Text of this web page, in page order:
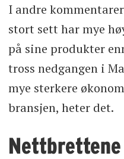
I andre
stort sett har mye
på sine produkter
tross nedgangen i
mye sterkere
bransjen, heter det.